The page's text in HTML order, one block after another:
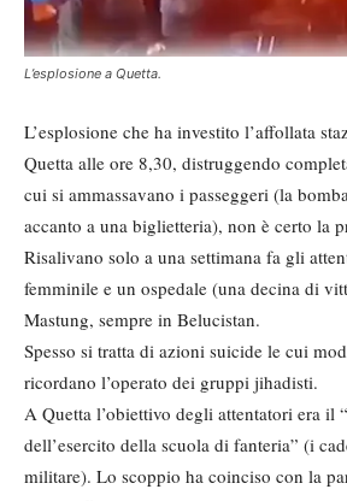
L’esplosione a Quetta.
L’esplosione che ha investito l’affollata
Quetta alle ore 8,30, distruggendo
cui si ammassavano i passeggeri (la
accanto a una biglietteria), non è certo la
Risalivano solo a una settimana fa gli
femminile e un ospedale (una decina di
Mastung, sempre in Belucistan.
Spesso si tratta di azioni suicide le cui
ricordano l’operato dei gruppi jihadisti.
A Quetta l’obiettivo degli attentatori era il
dell’esercito della scuola di fanteria” (i
militare). Lo scoppio ha coinciso con la